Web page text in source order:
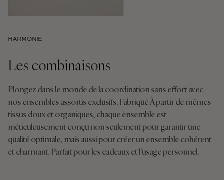
HARMONIE
Les combinaisons
Plongez dans le monde de la coordination sans effort avec
nos ensembles assortis exclusifs. Fabriqué À partir de mêmes
tissus doux et organiques, chaque ensemble est
méticuleusement conçu non seulement pour garantir une
qualité optimale, mais aussi pour créer un ensemble cohérent
et charmant. Parfait pour les cadeaux et l'usage personnel.